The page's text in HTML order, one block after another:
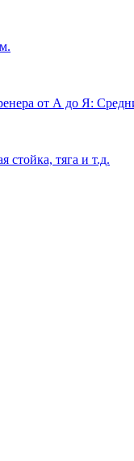
от А до Я:
стойка, тяга и т.д.